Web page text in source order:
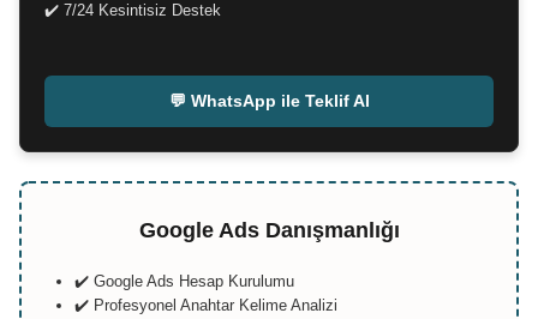
✔️ 7/24 Kesintisiz Destek
💬 WhatsApp ile Teklif Al
Google Ads Danışmanlığı
✔️ Google Ads Hesap Kurulumu
✔️ Profesyonel Anahtar Kelime Analizi